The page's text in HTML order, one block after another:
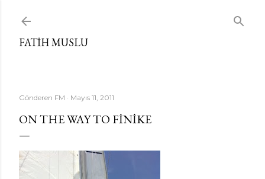
FATIH MUSLU
Gönderen FM Mayıs 11, 2011
ON THE WAY TO FINIKE